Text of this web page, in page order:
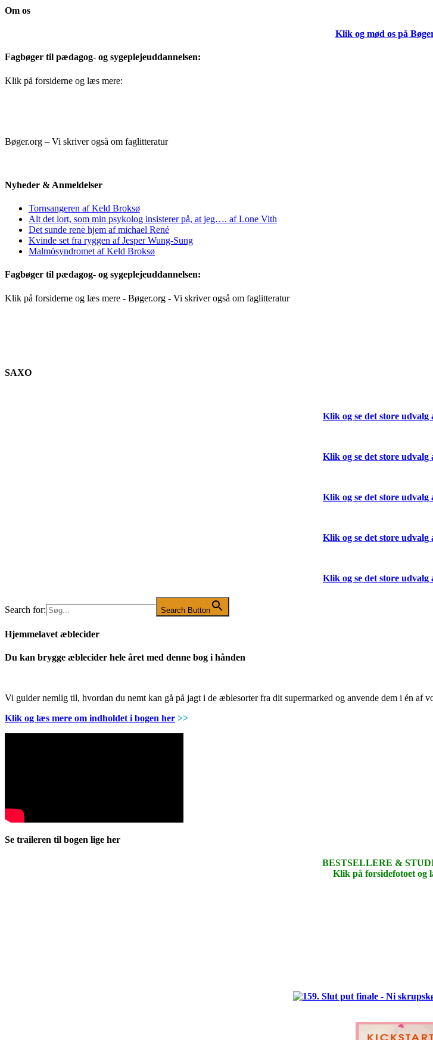
Om os
Klik og mød os på
Fagbøger til pædagog- og sygeplejeuddannelsen:
Klik på forsiderne og læs mere:
Bøger.org – Vi skriver også om faglitteratur
Nyheder & Anmeldelser
Tornsangeren af Keld Broksø
Alt det lort, som min psykolog insisterer på, at jeg…. af Lone Vith
Det sunde rene hjem af michael René
Kvinde set fra ryggen af Jesper Wung-Sung
Malmösyndromet af Keld Broksø
Fagbøger til pædagog- og sygeplejeuddannelsen:
Klik på forsiderne og læs mere - Bøger.org - Vi skriver også om faglitteratur
SAXO
Klik og se det store udvalg
Klik og se det store udvalg
Klik og se det store udvalg
Klik og se det store udvalg
Klik og se det store udvalg
Search for: Search Button
Hjemmelavet æblecider
Du kan brygge æblecider hele året med denne bog i hånden
Vi guider nemlig til, hvordan du nemt kan gå på jagt i de æblesorter fra dit supermarked og anvende dem i én af
Klik og læs mere om indholdet i bogen her >>
Se traileren til bogen lige her
BESTSELLERE &
Klik på forsidefotoet og